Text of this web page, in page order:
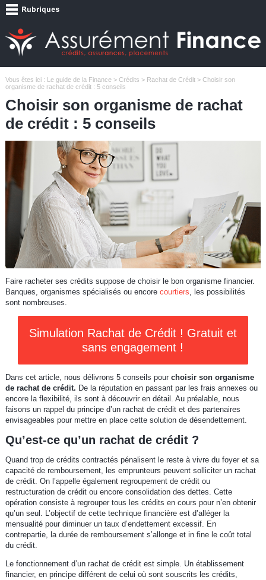
Vous êtes ici : Le guide de la Finance> Crédits > Rachat de Crédit> Choisir son
organisme de rachat de crédit : 5 conseils
Choisir son organisme de rachat
de crédit : 5 conseils
Faire racheter ses crédits suppose de choisir le bon organisme financier.
Banques, organismes spécialisés ou encore courtiers , les possibilités
sont nombreuses.
Simulation Rachat de Crédit ! Gratuit et
sans engagement !
Dans cet article, nous délivrons 5 conseils pour choisir son organisme
de rachat de crédit. De la réputation en passant par les frais annexes ou
encore la flexibilité, ils sont à découvrir en détail. Au préalable, nous
faisons un rappel du principe d’un rachat de crédit et des partenaires
envisageables pour mettre en place cette solution de désendettement.
Qu’est-ce qu’un rachat de crédit ?
Quand trop de crédits contractés pénalisent le reste à vivre du foyer et sa
capacité de remboursement, les emprunteurs peuvent solliciter un rachat
de crédit. On l’appelle également regroupement de crédit ou
restructuration de crédit ou encore consolidation des dettes. Cette
opération consiste à regrouper tous les crédits en cours pour n’en obtenir
qu’un seul. L’objectif de cette technique financière est d’alléger la
mensualité pour diminuer un taux d’endettement excessif. En
contrepartie, la durée de remboursement s’allonge et in fine le coût total
du crédit.
Le fonctionnement d’un rachat de crédit est simple. Un établissement
financier, en principe différent de celui où sont souscrits les crédits,